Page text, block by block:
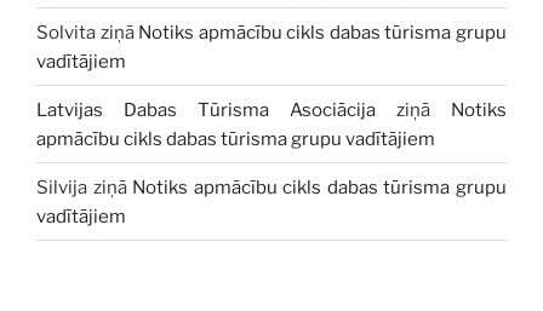
Solvita ziņā Notiks apmācību cikls dabas tūrisma grupu
vadītājiem
Latvijas Dabas Tūrisma Asociācija ziņā Notiks
apmācību cikls dabas tūrisma grupu vadītājiem
Silvija ziņā Notiks apmācību cikls dabas tūrisma grupu
vadītājiem